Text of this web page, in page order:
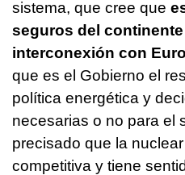
sistema, que cree que
seguros del
interconexión con
que es el Gobierno el
política energética y
necesarias o no para el
precisado que la
competitiva y tiene